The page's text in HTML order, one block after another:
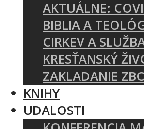
AKTUÁLNE:
BIBLIA A
CIRKEV A
KRESŤANSKÝ
ZAKLADANIE
KNIHY
UDALOSTI